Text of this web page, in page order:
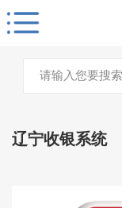
辽宁收银系统